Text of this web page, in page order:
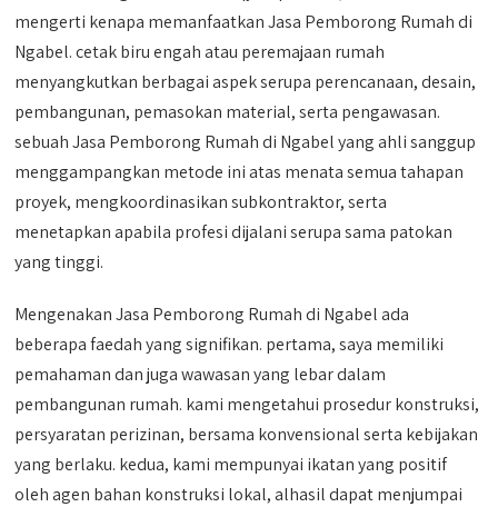
mengerti kenapa memanfaatkan Jasa Pemborong Rumah di
Ngabel. cetak biru engah atau peremajaan rumah
menyangkutkan berbagai aspek serupa perencanaan, desain,
pembangunan, pemasokan material, serta pengawasan.
sebuah Jasa Pemborong Rumah di Ngabel yang ahli sanggup
menggampangkan metode ini atas menata semua tahapan
proyek, mengkoordinasikan subkontraktor, serta
menetapkan apabila profesi dijalani serupa sama patokan
yang tinggi.
Mengenakan Jasa Pemborong Rumah di Ngabel ada
beberapa faedah yang signifikan. pertama, saya memiliki
pemahaman dan juga wawasan yang lebar dalam
pembangunan rumah. kami mengetahui prosedur konstruksi,
persyaratan perizinan, bersama konvensional serta kebijakan
yang berlaku. kedua, kami mempunyai ikatan yang positif
oleh agen bahan konstruksi lokal, alhasil dapat menjumpai